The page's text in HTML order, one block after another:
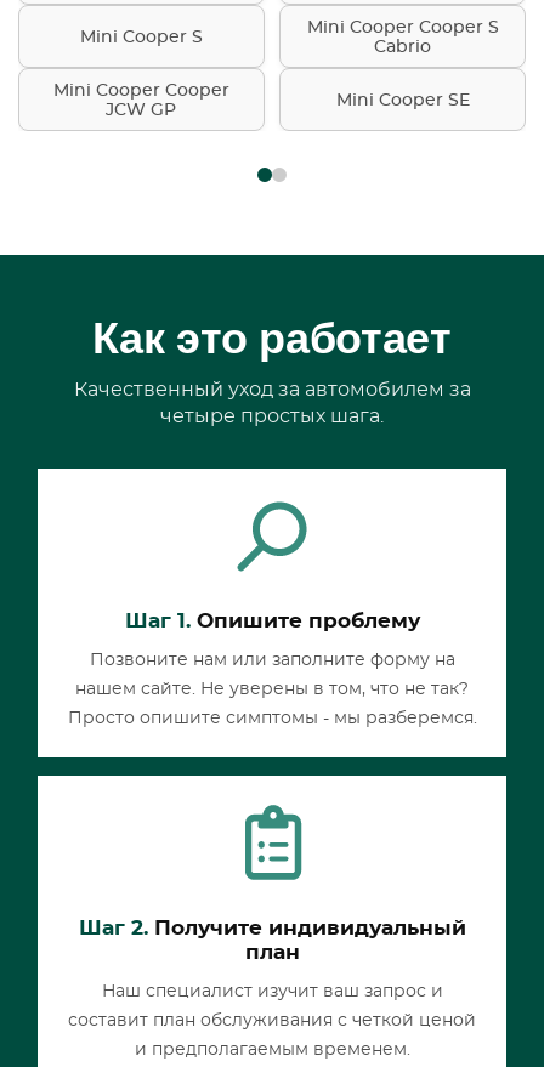
Mini Cooper S
Mini Cooper Cooper S
Cabrio
Mini Cooper Cooper
JCW GP
Mini Cooper SE
Как это работает
Качественный уход за автомобилем за
четыре простых шага.
Шаг 1.Опишите проблему
Позвоните нам или заполните форму на
нашем сайте. Не уверены в том, что не так?
Просто опишите симптомы - мы разберемся.
Шаг 2.Получите индивидуальный
план
Наш специалист изучит ваш запрос и
составит план обслуживания с четкой ценой
и предполагаемым временем.